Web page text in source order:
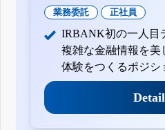
業務委託 正社員
IRBANK初の一人目
複雑な金融情報を美
体験をつくるポジシ
Detail